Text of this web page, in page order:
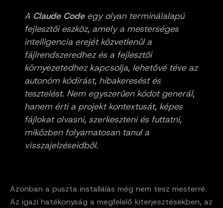
A Claude Codeegy olyan terminálalapú
fejlesztői eszköz, amely a mesterséges
intelligencia erejét közvetlenül a
fájlrendszeredhez és a fejlesztői
környezetedhez kapcsolja, lehetővé téve az
autonóm kódírást, hibakeresést és
tesztelést. Nem egyszerűen kódot generál,
hanem érti a projekt kontextusát, képes
fájlokat olvasni, szerkeszteni és futtatni,
miközben folyamatosan tanul a
visszajelzéseidből.
Azonban a puszta installálás még nem tesz mesterré.
Az igazi hatékonyság a megfelelő kiterjesztésekben, az